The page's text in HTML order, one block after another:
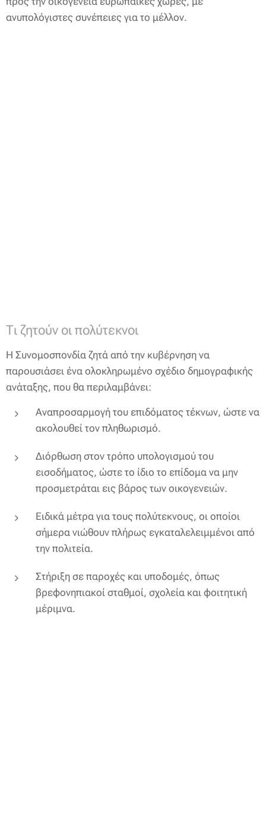
ανυπολόγιστες συνέπειες για το μέλλον.
Τι ζητούν οι πολύτεκνοι
Η Συνομοσπονδία ζητά από την κυβέρνηση να
παρουσιάσει ένα ολοκληρωμένο σχέδιο δημογραφικής
ανάταξης, που θα περιλαμβάνει:
Αναπροσαρμογή του επιδόματος τέκνων, ώστε να
ακολουθεί τον πληθωρισμό.
Διόρθωση στον τρόπο υπολογισμού του
εισοδήματος, ώστε το ίδιο το επίδομα να μην
προσμετράται εις βάρος των οικογενειών.
Ειδικά μέτρα για τους πολύτεκνους, οι οποίοι
σήμερα νιώθουν πλήρως εγκαταλελειμμένοι από
την πολιτεία.
Στήριξη σε παροχές και υποδομές, όπως
βρεφονηπιακοί σταθμοί, σχολεία και φοιτητική
μέριμνα.